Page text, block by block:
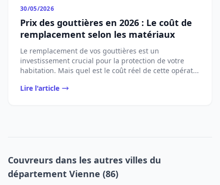
30/05/2026
Prix des gouttières en 2026 : Le coût de
remplacement selon les matériaux
Le remplacement de vos gouttières est un
investissement crucial pour la protection de votre
habitation. Mais quel est le coût réel de cette opérat...
Lire l'article
Couvreurs dans les autres villes du
département Vienne (86)